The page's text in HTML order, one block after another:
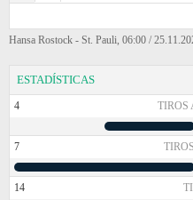
Hansa Rostock - St. Pauli, 06:00 /
ESTADÍSTICAS
4 TIROS
7
14